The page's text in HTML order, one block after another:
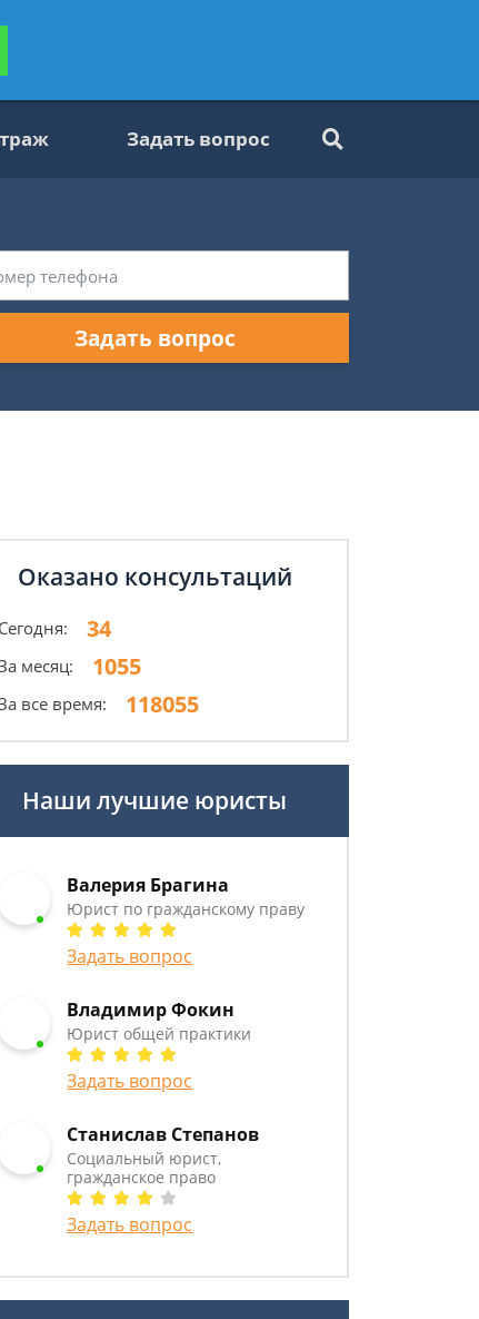
Задать вопрос
Задать вопрос
Оказано консультаций
Сегодня: 34
месяц: 1055
все время: 118055
Наши лучшие юристы
Валерия Брагина
Юрист по гражданскому праву
Задать вопрос
Владимир Фокин
Юрист общей практики
Задать вопрос
Станислав Степанов
Социальный юрист,
гражданское право
Задать вопрос